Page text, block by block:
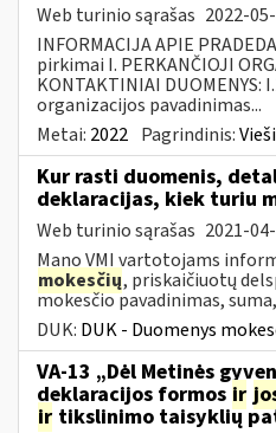
Web turinio sąrašas 2022-
INFORMACIJA APIE
pirkimai I. PERKANČIOJI
KONTAKTINIAI DUOMENYS:
organizacijos pavadinimas...
Metai: 2022 Pagrindinis:
Kur rasti duomenis,
deklaracijas, kiek turiu
Web turinio sąrašas 2021-
Mano VMI vartotojams
mokesčių, priskaičiuotų
mokesčio pavadinimas, suma,
DUK: DUK - Duomenys
VA-13 „Dėl Metinės
deklaracijos formos ir
ir tikslinimo taisyklių